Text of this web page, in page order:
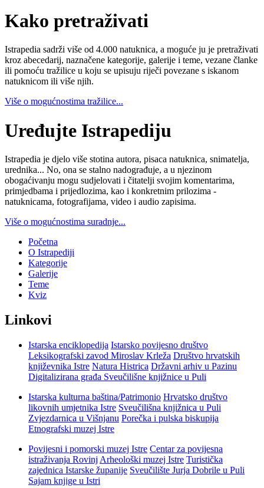
Kako pretraživati
Istrapedia sadrži više od 4.000 natuknica, a moguće ju je pretraživati
kroz abecedarij, naznačene kategorije, galerije i teme, vezane članke
ili pomoću tražilice u koju se upisuju riječi povezane s iskanom
natuknicom ili više njih.
Više o mogućnostima tražilice...
Uređujte Istrapediju
Istrapedia je djelo više stotina autora, pisaca natuknica, snimatelja,
urednika... No, ona se stalno nadograđuje, a u njezinom
obogaćivanju mogu sudjelovati i čitatelji svojim komentarima,
primjedbama i prijedlozima, kao i konkretnim prilozima -
natuknicama, fotografijama, video i audio zapisima.
Više o mogućnostima suradnje...
Početna
O Istrapediji
Kategorije
Galerije
Teme
Kviz
Linkovi
Istarska enciklopedija Istarsko povijesno društvo
Leksikografski zavod Miroslav Krleža Društvo hrvatskih
književnika Istre Natura Histrica Državni arhiv u Pazinu
Digitalizirana građa Sveučilišne knjižnice u Puli
Istarska kulturna baština/Patrimonio Hrvatsko društvo
likovnih umjetnika Istre Sveučilišna knjižnica u Puli
Zvjezdarnica u Višnjanu Porečka i pulska biskupija
Etnografski muzej Istre
Povijesni i pomorski muzej Istre Centar za povijesna
istraživanja Rovinj Arheološki muzej Istre Turistička
zajednica Istarske županije Sveučilište Jurja Dobrile u Puli
Sajam knjige u Istri